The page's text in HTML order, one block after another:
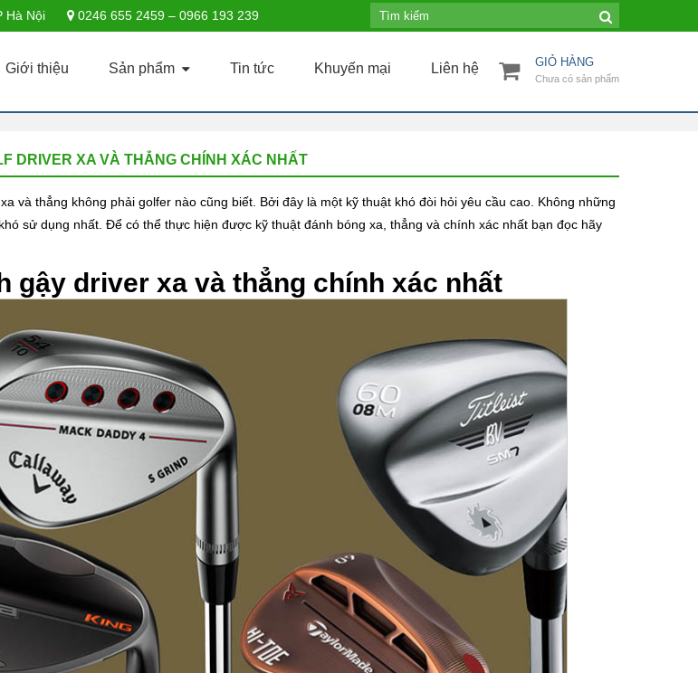
Hà Nội 0246 655 2459 – 0966 193 239
Giới thiệu Sản phẩm Tin tức Khuyến mại Liên hệ GIỎ HÀNG
Chưa có sản phẩm
DRIVER XA VÀ THẲNG CHÍNH XÁC NHẤT
và thẳng không phải golfer nào cũng biết. Bởi đây là một kỹ thuật khó đòi hỏi yêu cầu cao. Không những
sử dụng nhất. Để có thể thực hiện được kỹ thuật đánh bóng xa, thẳng và chính xác nhất bạn đọc hãy
gậy driver xa và thẳng chính xác nhất